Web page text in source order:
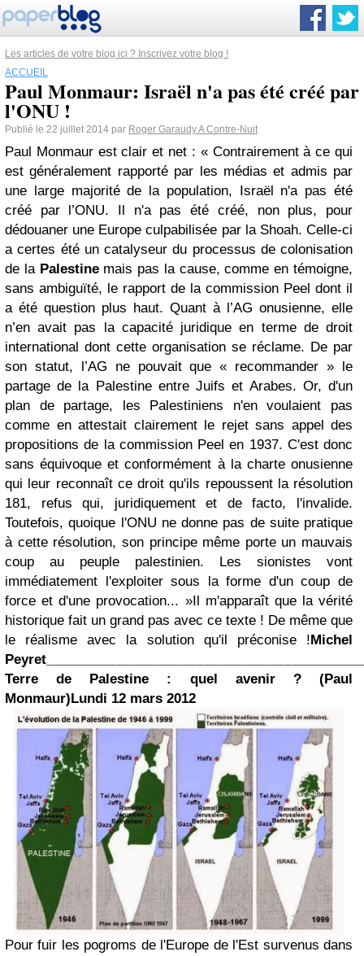
Les articles de votre blog ici ? Inscrivez votre blog !
ACCUEIL
Paul Monmaur: Israël n'a pas été créé par
l'ONU !
Publié le 22 juillet 2014 par Roger Garaudy A Contre-Nuit
Paul Monmaur est clair et net : « Contrairement à ce qui
est généralement rapporté par les médias et admis par
une large majorité de la population, Israël n'a pas été
créé par l’ONU. Il n'a pas été créé, non plus, pour
dédouaner une Europe culpabilisée par la Shoah. Celle-ci
a certes été un catalyseur du processus de colonisation
de la Palestinemais pas la cause, comme en témoigne,
sans ambiguïté, le rapport de la commission Peel dont il
a été question plus haut. Quant à l’AG onusienne, elle
n’en avait pas la capacité juridique en terme de droit
international dont cette organisation se réclame. De par
son statut, l’AG ne pouvait que « recommander » le
partage de la Palestine entre Juifs et Arabes. Or, d'un
plan de partage, les Palestiniens n'en voulaient pas
comme en attestait clairement le rejet sans appel des
propositions de la commission Peel en 1937. C'est donc
sans équivoque et conformément à la charte onusienne
qui leur reconnaît ce droit qu'ils repoussent la résolution
181, refus qui, juridiquement et de facto, l'invalide.
Toutefois, quoique l'ONU ne donne pas de suite pratique
à cette résolution, son principe même porte un mauvais
coup au peuple palestinien. Les sionistes vont
immédiatement l'exploiter sous la forme d'un coup de
force et d'une provocation... »Il m'apparaît que la vérité
historique fait un grand pas avec ce texte ! De même que
le réalisme avec la solution qu'il préconise !Michel
Peyret
Terre de Palestine : quel avenir ? (Paul
Monmaur)Lundi 12 mars 2012
Pour fuir les pogroms de l'Europe de l'Est survenus dans